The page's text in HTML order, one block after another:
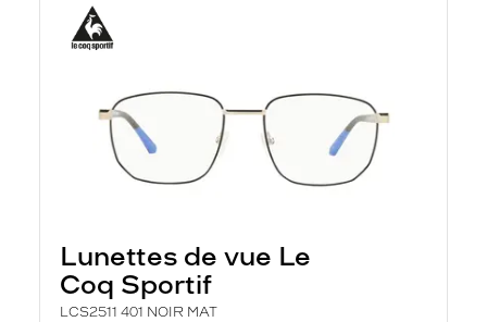
Lunettes de vue Le
Coq Sportif
LCS2511 401 NOIR MAT